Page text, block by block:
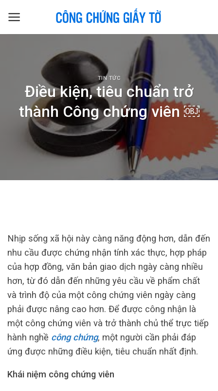
TIN TỨC
Điều kiện, tiêu chuẩn trở
thành Công chứng viên ￼
Nhịp sống xã hội này càng năng động hơn, dẫn đến
nhu cầu được chứng nhận tính xác thực, hợp pháp
của hợp đồng, văn bản giao dịch ngày càng nhiều
hơn, từ đó dẫn đến những yêu cầu về phẩm chất
và trình độ của một công chứng viên ngày càng
phải được nâng cao hơn. Để được công nhận là
một công chứng viên và trở thành chủ thể trực tiếp
hành nghề công chứng, một người cần phải đáp
ứng được những điều kiện, tiêu chuẩn nhất định.
Khái niệm công chứng viên